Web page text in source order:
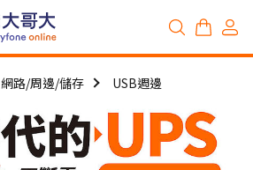
網路/周邊/儲存 USB週邊